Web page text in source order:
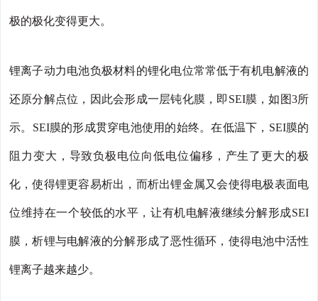
极的极化变得更大。
锂离子动力电池负极材料的锂化电位常常低于有机电解液的
还原分解点位，因此会形成一层钝化膜，即SEI膜，如图3所
示。SEI膜的形成贯穿电池使用的始终。在低温下，SEI膜的
阻力变大，导致负极电位向低电位偏移，产生了更大的极
化，使得锂更容易析出，而析出锂金属又会使得电极表面电
位维持在一个较低的水平，让有机电解液继续分解形成SEI
膜，析锂与电解液的分解形成了恶性循环，使得电池中活性
锂离子越来越少。